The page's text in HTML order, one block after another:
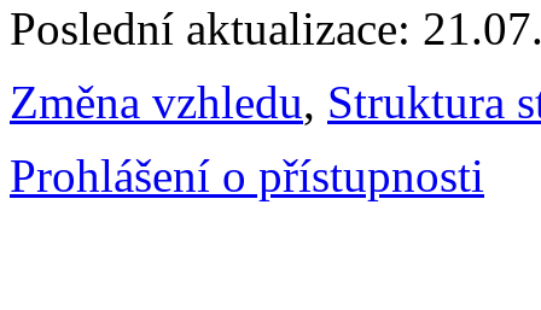
Poslední aktualizace:
Změna vzhledu, Struktura
Prohlášení o přístupnosti